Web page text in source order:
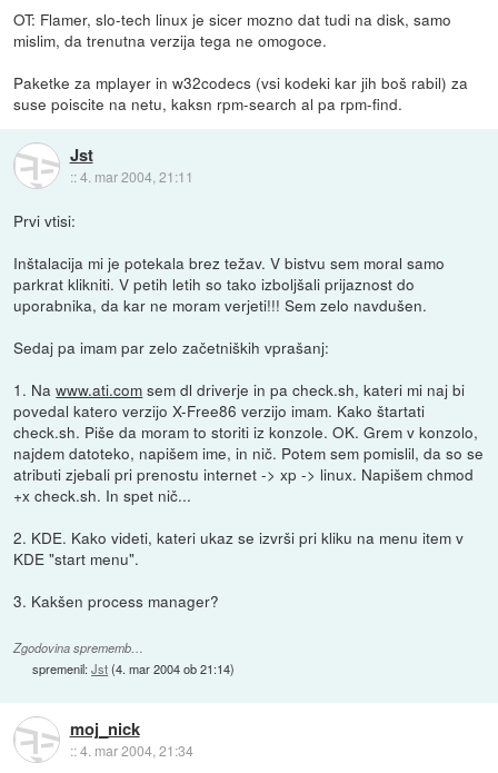
OT: Flamer, slo-tech linux je sicer mozno dat tudi na disk, samo
mislim, da trenutna verzija tega ne omogoce.
Paketke za mplayer in w32codecs (vsi kodeki kar jih boš rabil) za
suse poiscite na netu, kaksn rpm-search al pa rpm-find.
Jst
::4. mar 2004, 21:11
Prvi vtisi:
Inštalacija mi je potekala brez težav. V bistvu sem moral samo
parkrat klikniti. V petih letih so tako izboljšali prijaznost do
uporabnika, da kar ne moram verjeti!!! Sem zelo navdušen.
Sedaj pa imam par zelo začetniških vprašanj:
1. Nawww.ati.com sem dl driverje in pa check.sh, kateri mi naj bi
povedal katero verzijo X-Free86 verzijo imam. Kako štartati
check.sh. Piše da moram to storiti iz konzole. OK. Grem v konzolo,
najdem datoteko, napišem ime, in nič. Potem sem pomislil, da so se
atributi zjebali pri prenostu internet -> xp -> linux. Napišem chmod
+x check.sh. In spet nič...
2. KDE. Kako videti, kateri ukaz se izvrši pri kliku na menu item v
KDE "start menu".
3. Kakšen process manager?
Zgodovina sprememb…
spremenil:Jst(4. mar 2004 ob 21:14)
moj_nick
::4. mar 2004, 21:34